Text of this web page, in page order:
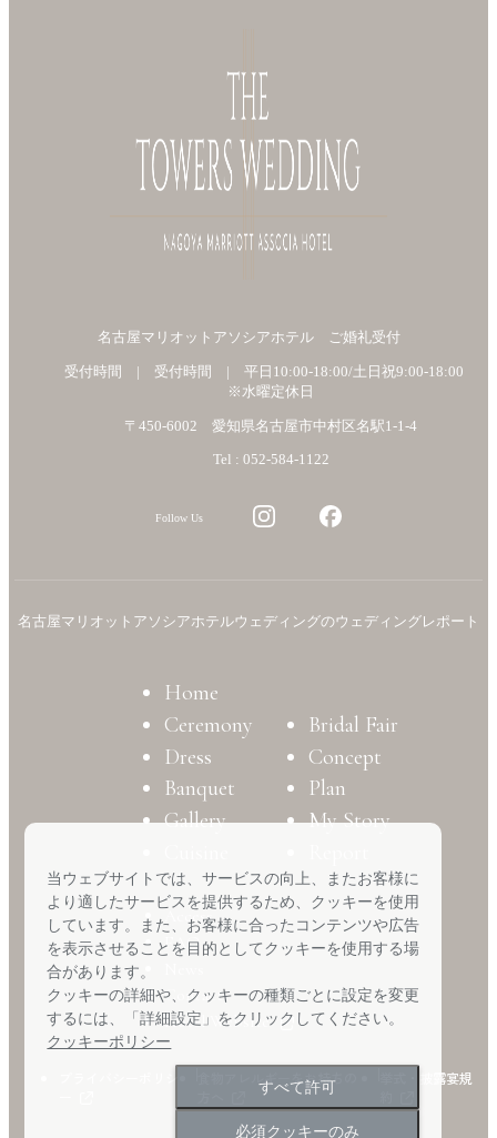
名古屋マリオットアソシアホテル ご婚礼受付
受付時間 | 受付時間 | 平日10:00-18:00/土日祝9:00-18:00
※水曜定休日
〒450-6002 愛知県名古屋市中村区名駅1-1-4
Tel : 052-584-1122
Follow Us
名古屋マリオットアソシアホテルウェディングのウェディングレポート
Home
Ceremony
Bridal Fair
Dress
Concept
Banquet
Plan
Gallery
My Story
Access
FAQ
Contact
Hotel Website
食物アレルギーをお持ちの
挙式・披露宴規
当ウェブサイトでは、サービスの向上、またお客様に
より適したサービスを提供するため、クッキーを使用
しています。また、お客様に合ったコンテンツや広告
を表示させることを目的としてクッキーを使用する場
合があります。
クッキーの詳細や、クッキーの種類ごとに設定を変更
するには、「詳細設定」をクリックしてください。
クッキーポリシー
すべて許可
必須クッキーのみ